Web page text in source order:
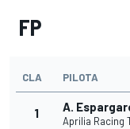
FP
CLA PILOTA
1 A.
Aprilia Racing